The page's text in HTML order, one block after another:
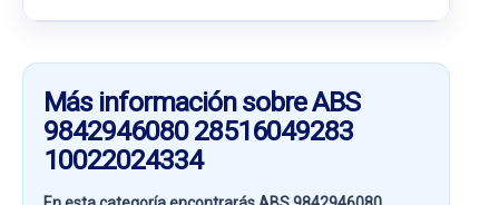
Más información sobre ABS
9842946080 28516049283
10022024334